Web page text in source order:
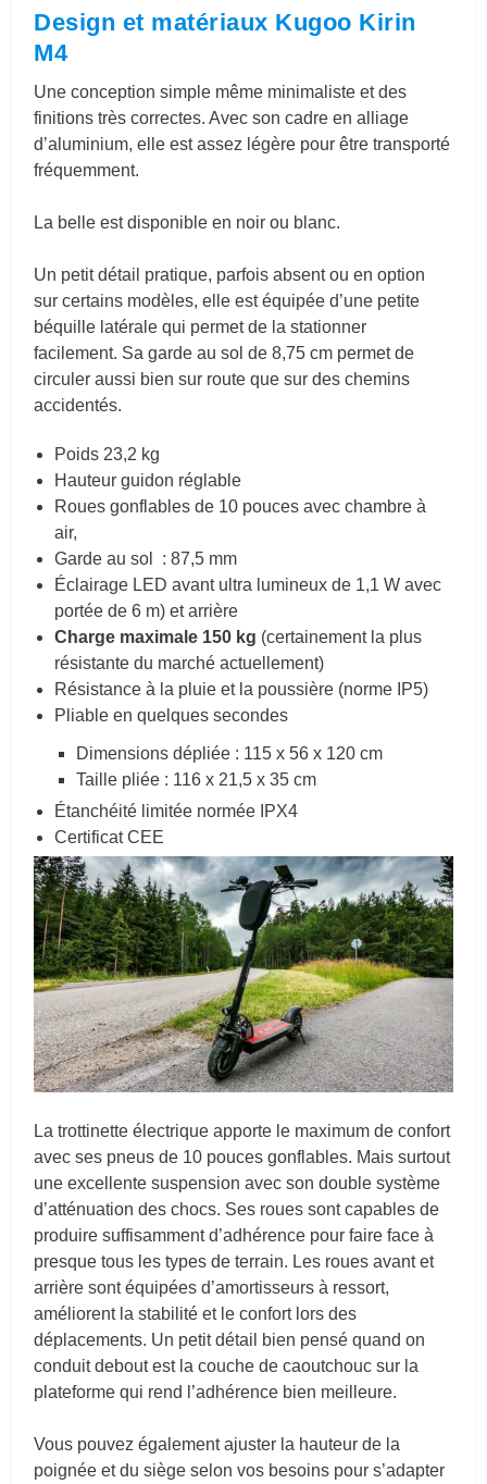
Design et matériaux Kugoo Kirin
M4
Une conception simple même minimaliste et des
finitions très correctes. Avec son cadre en alliage
d’aluminium, elle est assez légère pour être transporté
fréquemment.
La belle est disponible en noir ou blanc.
Un petit détail pratique, parfois absent ou en option
sur certains modèles, elle est équipée d’une petite
béquille latérale qui permet de la stationner
facilement. Sa garde au sol de 8,75 cm permet de
circuler aussi bien sur route que sur des chemins
accidentés.
Poids 23,2 kg
Hauteur guidon réglable
Roues gonflables de 10 pouces avec chambre à
air,
Garde au sol : 87,5 mm
Éclairage LED avant ultra lumineux de 1,1 W avec
portée de 6 m) et arrière
Charge maximale 150 kg (certainement la plus
résistante du marché actuellement)
Résistance à la pluie et la poussière (norme IP5)
Pliable en quelques secondes
Dimensions dépliée : 115 x 56 x 120 cm
Taille pliée : 116 x 21,5 x 35 cm
Étanchéité limitée normée IPX4
Certificat CEE
La trottinette électrique apporte le maximum de confort
avec ses pneus de 10 pouces gonflables. Mais surtout
une excellente suspension avec son double système
d’atténuation des chocs. Ses roues sont capables de
produire suffisamment d’adhérence pour faire face à
presque tous les types de terrain. Les roues avant et
arrière sont équipées d’amortisseurs à ressort,
améliorent la stabilité et le confort lors des
déplacements. Un petit détail bien pensé quand on
conduit debout est la couche de caoutchouc sur la
plateforme qui rend l’adhérence bien meilleure.
Vous pouvez également ajuster la hauteur de la
poignée et du siège selon vos besoins pour s’adapter